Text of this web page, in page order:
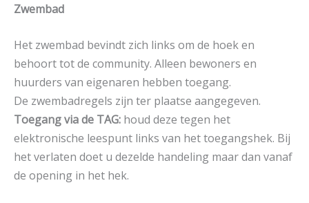
Zwembad
Het zwembad bevindt zich links om de hoek en
behoort tot de community. Alleen bewoners en
huurders van eigenaren hebben toegang.
De zwembadregels zijn ter plaatse aangegeven.
Toegang via de TAG: houd deze tegen het
elektronische leespunt links van het toegangshek. Bij
het verlaten doet u dezelde handeling maar dan vanaf
de opening in het hek.